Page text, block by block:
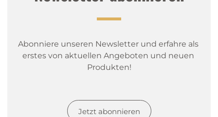
Abonniere unseren Newsletter und erfahre als
erstes von aktuellen Angeboten und neuen
Produkten!
Jetzt abonnieren